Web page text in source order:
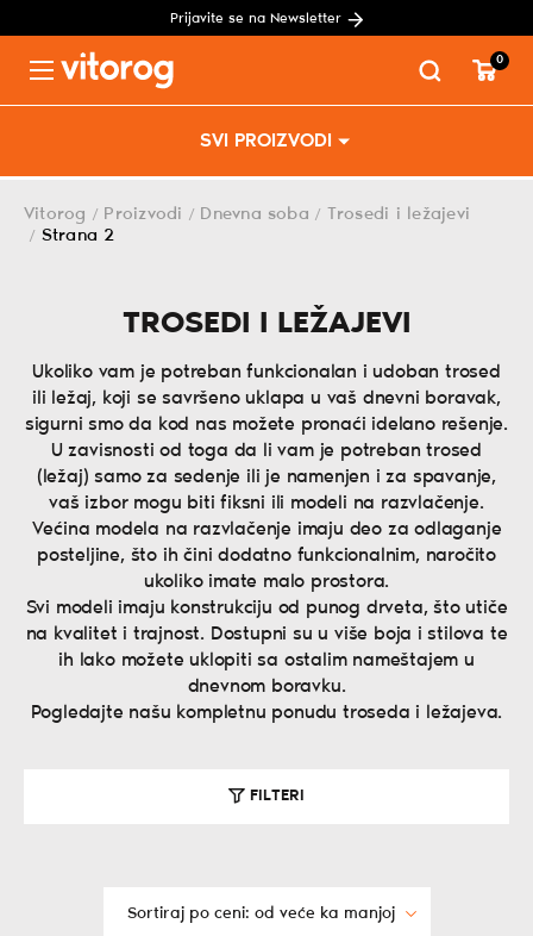
Prijavite se na Newsletter
SVI PROIZVODI
0
Vitorog / Proizvodi / Dnevna soba / Trosedi i ležajevi
/ Strana 2
TROSEDI I LEŽAJEVI
Ukoliko vam je potreban funkcionalan i udoban trosed
ili ležaj, koji se savršeno uklapa u vaš dnevni boravak,
sigurni smo da kod nas možete pronaći idelano rešenje.
U zavisnosti od toga da li vam je potreban trosed
(ležaj) samo za sedenje ili je namenjen i za spavanje,
vaš izbor mogu biti fiksni ili modeli na razvlačenje.
Većina modela na razvlačenje imaju deo za odlaganje
posteljine, što ih čini dodatno funkcionalnim, naročito
ukoliko imate malo prostora.
Svi modeli imaju konstrukciju od punog drveta, što utiče
na kvalitet i trajnost. Dostupni su u više boja i stilova te
ih lako možete uklopiti sa ostalim nameštajem u
dnevnom boravku.
Pogledajte našu kompletnu ponudu troseda i ležajeva.
FILTERI